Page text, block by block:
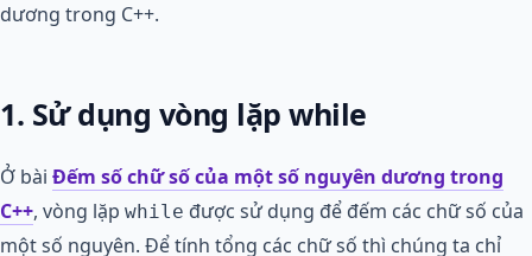
dương trong C++.
1. Sử dụng vòng lặp while
Ở bài Đếm số chữ số của một số nguyên dương trong
C++, vòng lặp while được sử dụng để đếm các chữ số của
một số nguyên. Để tính tổng các chữ số thì chúng ta chỉ